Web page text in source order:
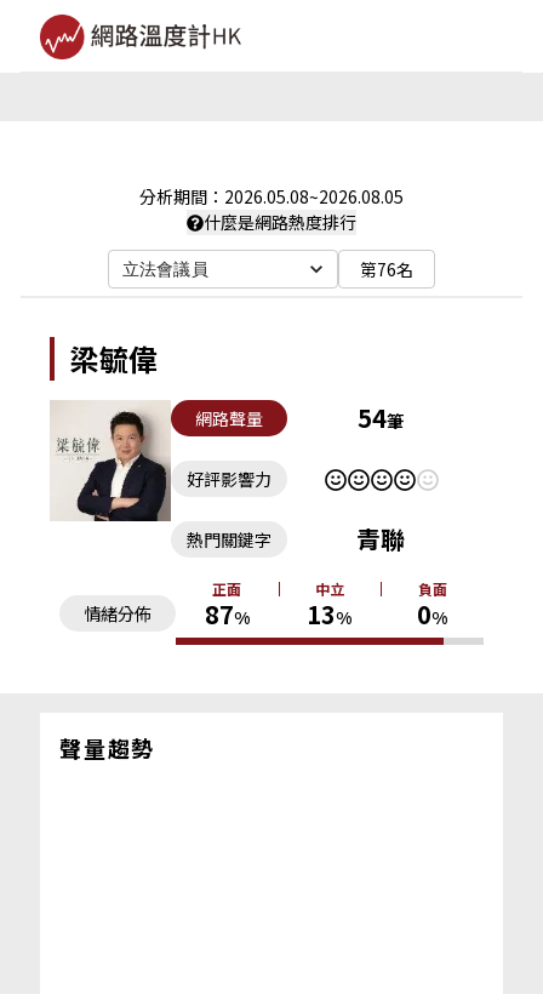
分析期間： 2026.05.08~2026.08.05
什麼是網路熱度排行
立法會議員 第76名
梁毓偉
網路聲量 54筆
好評影響力
情緒分佈
正面
87%
中立
13%
負面
0%
熱門關鍵字 青聯
聲量趨勢